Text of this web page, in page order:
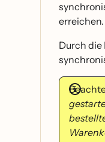
erreichen.
Durch